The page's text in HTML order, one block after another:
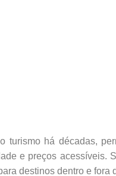
turismo há décadas,
e preços acessíveis.
destinos dentro e fora